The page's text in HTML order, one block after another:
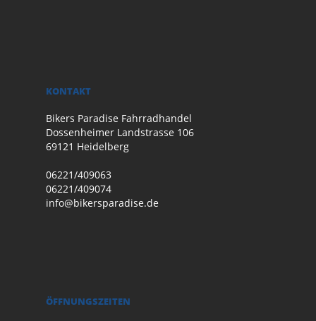
KONTAKT
Bikers Paradise Fahrradhandel
Dossenheimer Landstrasse 106
69121 Heidelberg
06221/409063
06221/409074
info@bikersparadise.de
ÖFFNUNGSZEITEN